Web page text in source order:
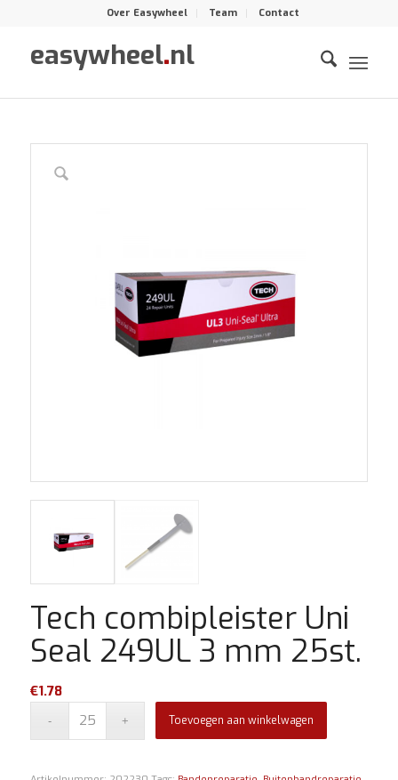
Over Easywheel Team Contact
easywheel.nl
Tech combipleister Uni
Seal 249UL 3 mm 25st.
€1.78
Toevoegen aan winkelwagen